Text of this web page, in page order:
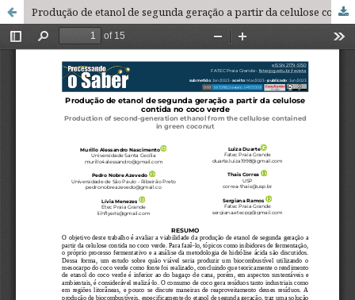
Produção de etanol de segunda geração a partir da celulose contida no coco verde